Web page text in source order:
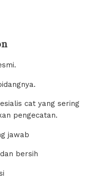
cat yang sering
pengecatan.
jawab
bersih